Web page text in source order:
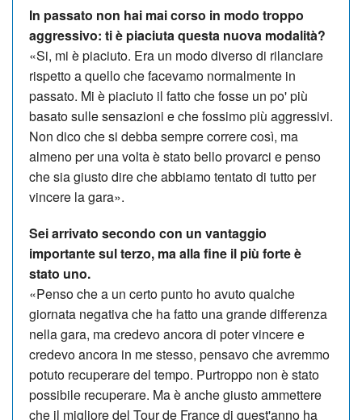
In passato non hai mai corso in modo troppo
aggressivo: ti è piaciuta questa nuova modalità?
«Si, mi è piaciuto. Era un modo diverso di rilanciare
rispetto a quello che facevamo normalmente in
passato. Mi è piaciuto il fatto che fosse un po' più
basato sulle sensazioni e che fossimo più aggressivi.
Non dico che si debba sempre correre così, ma
almeno per una volta è stato bello provarci e penso
che sia giusto dire che abbiamo tentato di tutto per
vincere la gara».
Sei arrivato secondo con un vantaggio
importante sul terzo, ma alla fine il più forte è
stato uno.
«Penso che a un certo punto ho avuto qualche
giornata negativa che ha fatto una grande differenza
nella gara, ma credevo ancora di poter vincere e
credevo ancora in me stesso, pensavo che avremmo
potuto recuperare del tempo. Purtroppo non è stato
possibile recuperare. Ma è anche giusto ammettere
che il migliore del Tour de France di quest'anno ha